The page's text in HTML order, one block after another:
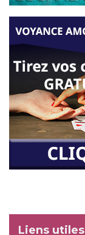
Liens utiles